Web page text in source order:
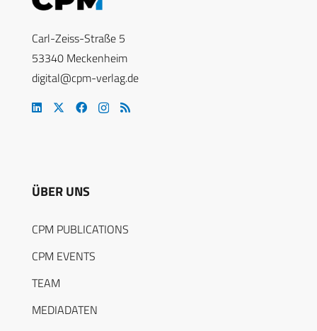
Carl-Zeiss-Straße 5
53340 Meckenheim
digital@cpm-verlag.de
ÜBER UNS
CPM PUBLICATIONS
CPM EVENTS
TEAM
MEDIADATEN